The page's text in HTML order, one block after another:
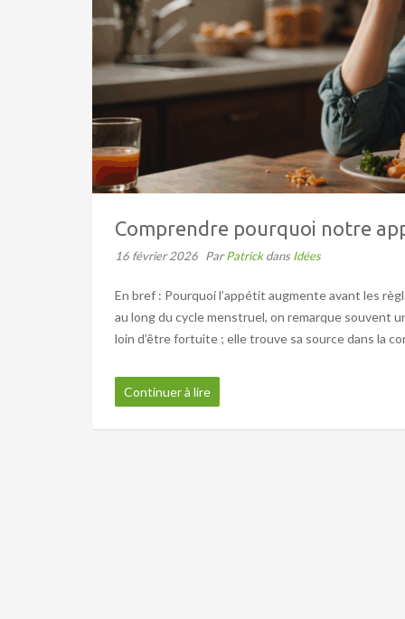
Comprendre pourquoi notre
16 février 2026 ParPatrickdans Idées
En bref : Pourquoi l’appétit augmente avant les
au long du cycle menstruel, on remarque souvent
loin d’être fortuite ; elle trouve sa source dans la
Continuer à lire